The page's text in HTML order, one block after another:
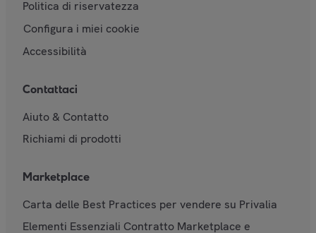
Politica di riservatezza
Configura i miei cookie
Accessibilità
Contattaci
Aiuto & Contatto
Richiami di prodotti
Marketplace
Carta delle Best Practices per vendere su Privalia
Elementi Essenziali Contratto Marketplace e